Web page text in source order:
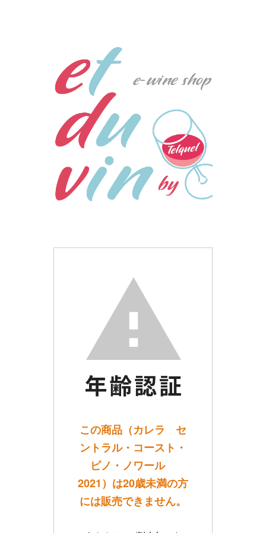
この商品（カレラ セ
ントラル・コースト・
ピノ・ノワール
2021）は20歳未満の方
には販売できません。